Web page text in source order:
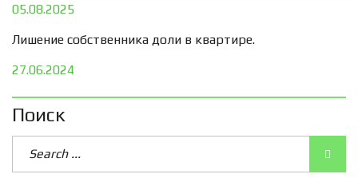
05.08.2025
Лишение собственника доли в квартире.
27.06.2024
Поиск